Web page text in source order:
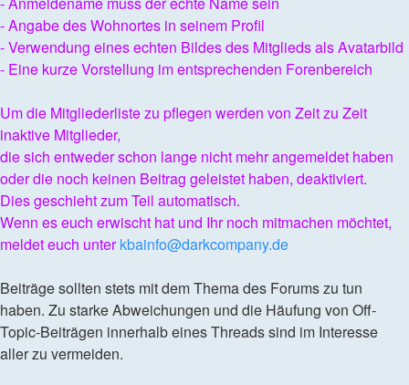
- Angabe des Wohnortes in seinem Profil
- Verwendung eines echten Bildes des Mitglieds als Avatarbild
- Eine kurze Vorstellung im entsprechenden Forenbereich
Um die Mitgliederliste zu pflegen werden von Zeit zu Zeit
inaktive Mitglieder,
die sich entweder schon lange nicht mehr angemeldet haben
oder die noch keinen Beitrag geleistet haben, deaktiviert.
Dies geschieht zum Teil automatisch.
Wenn es euch erwischt hat und Ihr noch mitmachen möchtet,
meldet euch unterkbainfo@darkcompany.de
Beiträge sollten stets mit dem Thema des Forums zu tun
haben. Zu starke Abweichungen und die Häufung von Off-
Topic-Beiträgen innerhalb eines Threads sind im Interesse
aller zu vermeiden.